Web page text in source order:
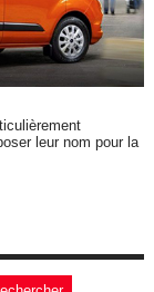
leur nom pour la